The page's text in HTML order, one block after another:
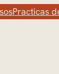
Practicas